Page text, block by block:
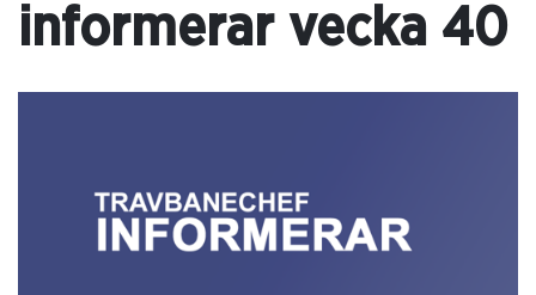
informerar vecka 40